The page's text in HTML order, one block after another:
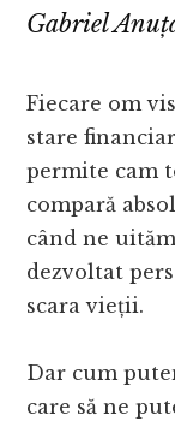
Gabriel
Fiecare om
stare
permite cam
compară
când ne
dezvoltat
scara vieții.
Dar cum
care să ne